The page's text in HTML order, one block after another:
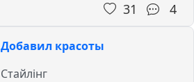
31 4
Добавил красоты
Стайлінг